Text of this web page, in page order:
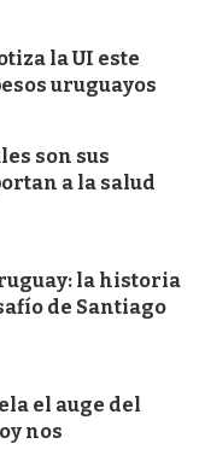
la UI este
uruguayos
son sus
a la salud
la historia
de Santiago
el auge del
nos